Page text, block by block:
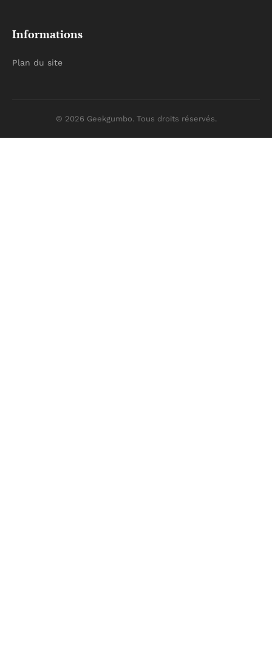
Informations
Plan du site
© 2026 Geekgumbo. Tous droits réservés.